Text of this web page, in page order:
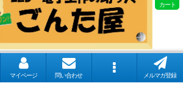
カート
マイページ 問い合わせ メルマガ登録